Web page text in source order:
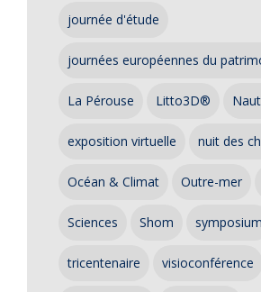
journée d'étude
journées européennes du
La Pérouse Litto3D®
exposition virtuelle nuit des
Océan & Climat Outre-mer
Sciences Shom symposium
tricentenaire visioconférence